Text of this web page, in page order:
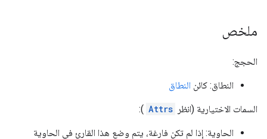
ملخص
الحجج:
النطاق: كائن النطاق
السمات الاختيارية (انظر Attrs
):
الحاوية: إذا لم تكن فارغة، يتم وضع هذا القارئ في الحاوية